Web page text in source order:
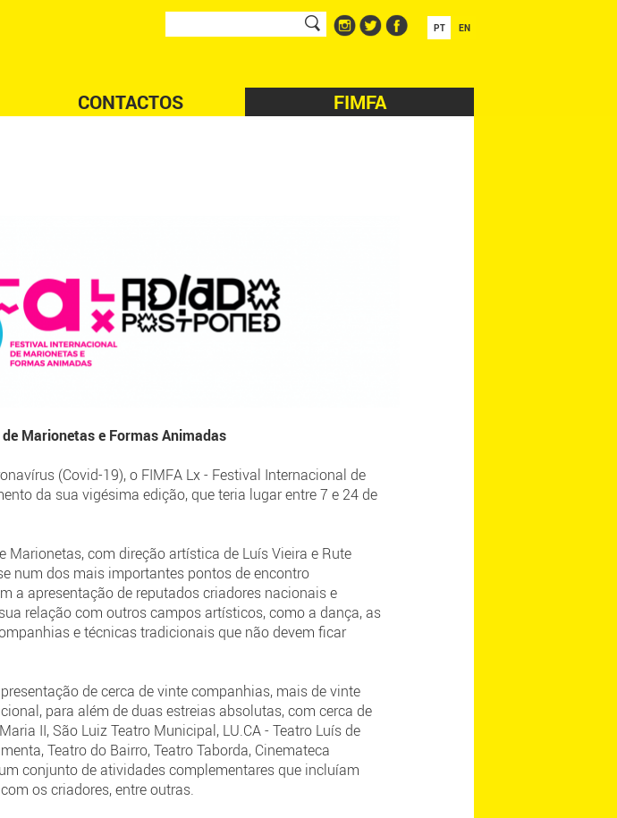
CONTACTOS FIMFA
PT EN
Marionetas e Formas Animadas
(Covid-19), o FIMFA Lx - Festival Internacional de
da sua vigésima edição, que teria lugar entre 7 e 24 de
Marionetas, com direção artística de Luís Vieira e Rute
num dos mais importantes pontos de encontro
a apresentação de reputados criadores nacionais e
relação com outros campos artísticos, como a dança, as
e técnicas tradicionais que não devem ficar
de cerca de vinte companhias, mais de vinte
para além de duas estreias absolutas, com cerca de
II, São Luiz Teatro Municipal, LU.CA - Teatro Luís de
Teatro do Bairro, Teatro Taborda, Cinemateca
conjunto de atividades complementares que incluíam
os criadores, entre outras.